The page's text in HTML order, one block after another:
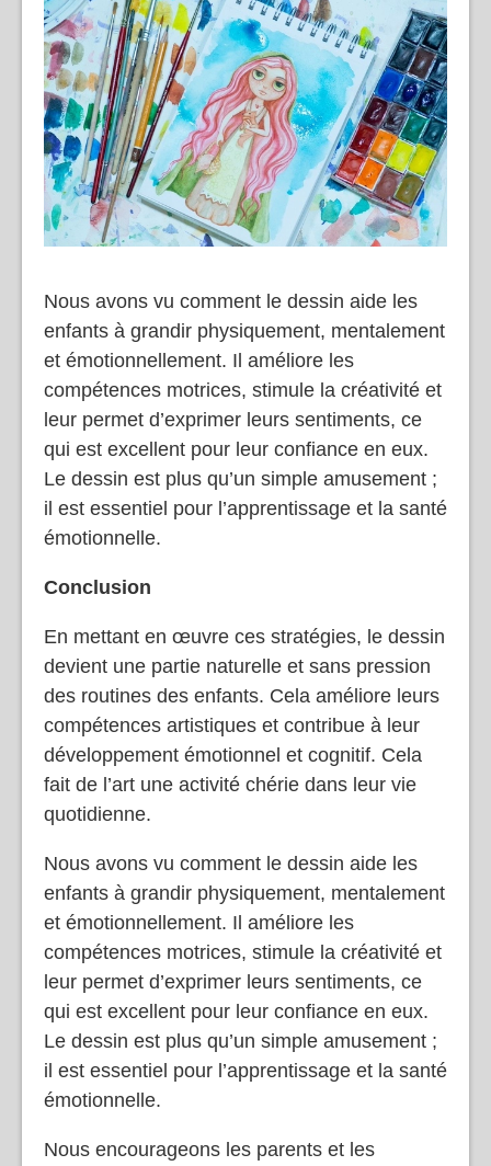
Nous avons vu comment le dessin aide les
enfants à grandir physiquement, mentalement
et émotionnellement. Il améliore les
compétences motrices, stimule la créativité et
leur permet d’exprimer leurs sentiments, ce
qui est excellent pour leur confiance en eux.
Le dessin est plus qu’un simple amusement ;
il est essentiel pour l’apprentissage et la santé
émotionnelle.
Conclusion
En mettant en œuvre ces stratégies, le dessin
devient une partie naturelle et sans pression
des routines des enfants. Cela améliore leurs
compétences artistiques et contribue à leur
développement émotionnel et cognitif. Cela
fait de l’art une activité chérie dans leur vie
quotidienne.
Nous avons vu comment le dessin aide les
enfants à grandir physiquement, mentalement
et émotionnellement. Il améliore les
compétences motrices, stimule la créativité et
leur permet d’exprimer leurs sentiments, ce
qui est excellent pour leur confiance en eux.
Le dessin est plus qu’un simple amusement ;
il est essentiel pour l’apprentissage et la santé
émotionnelle.
Nous encourageons les parents et les